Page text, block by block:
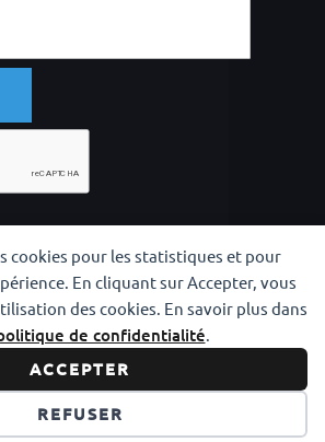
cookies pour les statistiques et pour
En cliquant sur Accepter, vous
des cookies. En savoir plus dans
de confidentialité.
ACCEPTER
REFUSER
© 2026 CODAM Iaido
Réalisationinfo y más